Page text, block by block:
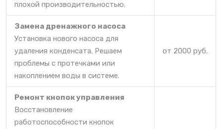
плохой производительностью.
Замена дренажного насоса
Установка нового насоса для
удаления конденсата. Решаем
проблемы с протечками или
накоплением воды в системе.
от 2000 руб.
Ремонт кнопок управления
Восстановление
работоспособности кнопок